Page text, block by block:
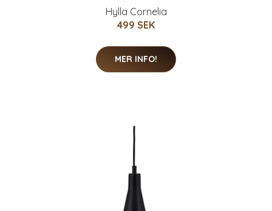
Hylla Cornelia
499 SEK
MER INFO!